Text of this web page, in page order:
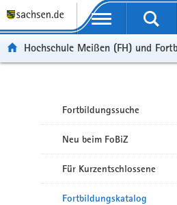
Portalübergreifende Navigation
Hochschule Meißen (FH) und
Fortbildungssuche
Neu beim FoBiZ
Für Kurzentschlossene
Fortbildungskatalog